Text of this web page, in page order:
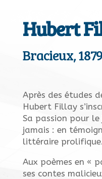
Hubert
Bracieux,
Après des études
Hubert Fillay
Sa passion pour
jamais : en
littéraire prolifique.
Aux poèmes en «
ses contes